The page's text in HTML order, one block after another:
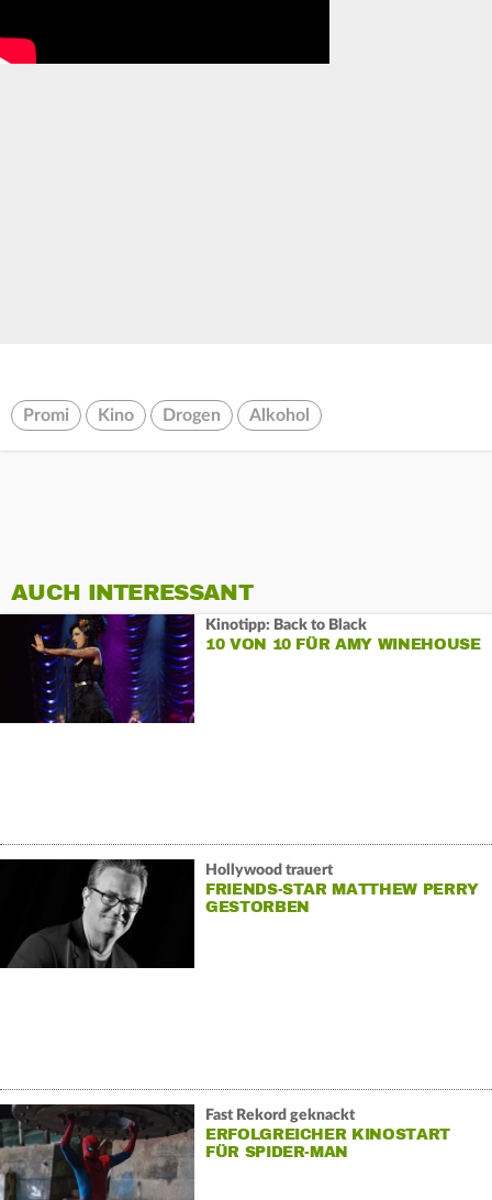
Promi Kino Drogen Alkohol
AUCH INTERESSANT
Kinotipp: Back to Black
10 VON 10 FÜR AMY WINEHOUSE
Hollywood trauert
FRIENDS-STAR MATTHEW PERRY
GESTORBEN
Fast Rekord geknackt
ERFOLGREICHER KINOSTART
FÜR SPIDER-MAN